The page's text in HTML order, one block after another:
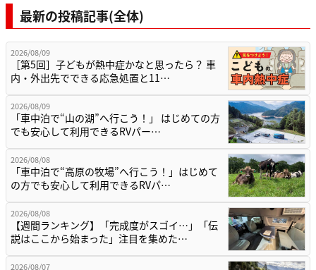
最新の投稿記事(全体)
2026/08/09
［第5回］子どもが熱中症かなと思ったら？ 車
内・外出先でできる応急処置と11…
2026/08/09
「車中泊で“山の湖”へ行こう！」 はじめての方
でも安心して利用できるRVパー…
2026/08/08
「車中泊で“高原の牧場”へ行こう！」はじめて
の方でも安心して利用できるRVパ…
2026/08/08
【週間ランキング】「完成度がスゴイ…」「伝
説はここから始まった」注目を集めた…
2026/08/07